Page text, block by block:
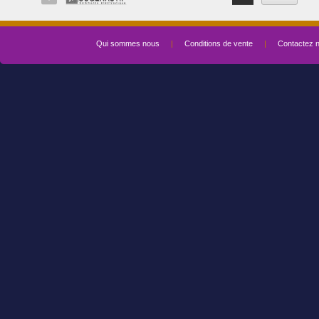
Qui sommes nous | Conditions de vente | Contactez